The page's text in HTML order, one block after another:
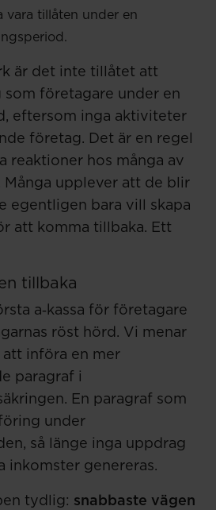
vara tillåten under en
är det inte tillåtet att
som företagare under en
eftersom inga aktiviteter
företag. Det är en regel
reaktioner hos många av
Många upplever att de blir
egentligen bara vill skapa
att komma tillbaka. Ett
tillbaka
a‑kassa för företagare
röst hörd. Vi menar
införa en mer
paragraf i
En paragraf som
under
så länge inga uppdrag
inkomster genereras.
tydlig: snabbaste vägen